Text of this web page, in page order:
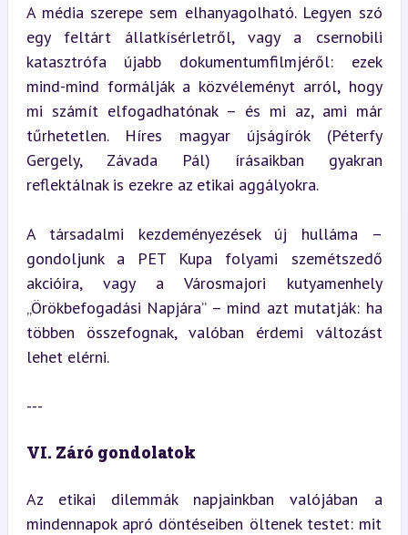
A média szerepe sem elhanyagolható. Legyen szó
egy feltárt állatkísérletről, vagy a csernobili
katasztrófa újabb dokumentumfilmjéről: ezek
mind-mind formálják a közvéleményt arról, hogy
mi számít elfogadhatónak – és mi az, ami már
tűrhetetlen. Híres magyar újságírók (Péterfy
Gergely, Závada Pál) írásaikban gyakran
reflektálnak is ezekre az etikai aggályokra.
A társadalmi kezdeményezések új hulláma –
gondoljunk a PET Kupa folyami szemétszedő
akcióira, vagy a Városmajori kutyamenhely
„Örökbefogadási Napjára” – mind azt mutatják: ha
többen összefognak, valóban érdemi változást
lehet elérni.
---
VI. Záró gondolatok
Az etikai dilemmák napjainkban valójában a
mindennapok apró döntéseiben öltenek testet: mit